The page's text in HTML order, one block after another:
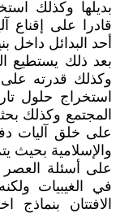
بديلها وكذلك
قادرا على إقناع
أحد البدائل داخل
بعد ذلك يستطيع
وكذلك قدرته
استخراج حلول
المجتمع وكذلك
على خلق آليات
والإسلامية بحيث
على أسئلة
في الغيبيات
الافتتان